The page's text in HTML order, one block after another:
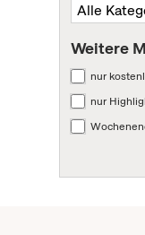
Weitere
nur
nur